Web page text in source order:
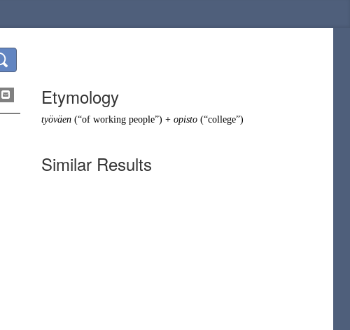
Etymology
työväen (“of working people”) + opisto (“college”)
Similar Results